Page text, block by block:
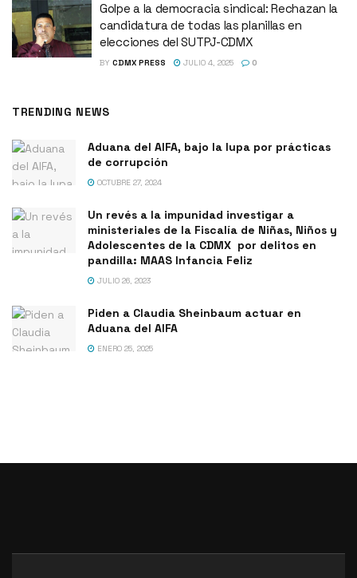
Golpe a la democracia sindical: Rechazan la
candidatura de todas las planillas en
elecciones del SUTPJ-CDMX
BY CDMX PRESS JULIO 4, 2025 0
TRENDING NEWS
Aduana del AIFA, bajo la lupa por prácticas
de corrupción
OCTUBRE 27, 2024
Un revés a la impunidad investigar a
ministeriales de la Fiscalía de Niñas, Niños y
Adolescentes de la CDMX por delitos en
pandilla: MAAS Infancia Feliz
JULIO 26, 2023
Piden a Claudia Sheinbaum actuar en
Aduana del AIFA
ENERO 25, 2025